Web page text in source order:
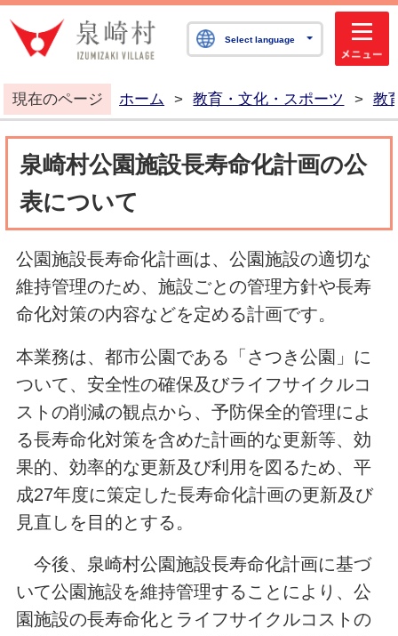
泉崎村公式ホームペ
Select language
現在のページ ホーム > 教育・文化・スポーツ > 教
泉崎村公園施設長寿命化計画の公
表について
公園施設長寿命化計画は、公園施設の適切な
維持管理のため、施設ごとの管理方針や長寿
命化対策の内容などを定める計画です。
本業務は、都市公園である「さつき公園」に
ついて、安全性の確保及びライフサイクルコ
ストの削減の観点から、予防保全的管理によ
る長寿命化対策を含めた計画的な更新等、効
果的、効率的な更新及び利用を図るため、平
成27年度に策定した長寿命化計画の更新及び
見直しを目的とする。
今後、泉崎村公園施設長寿命化計画に基づ
いて公園施設を維持管理することにより、公
園施設の長寿命化とライフサイクルコストの